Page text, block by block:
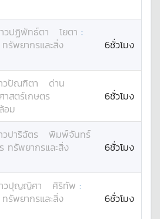
วปฏิพัทธ์ตา โยตา :
รัพยากรและสิ่ง
6ชั่วโมง
วปัณฑิตา
ด่าน
าสตร์เกษตร
อม
6ชั่วโมง
วปาริฉัตร
พิมพ์จันทร์
ทรัพยากรและสิ่ง
6ชั่วโมง
วปุญญิศา ศิริทัพ :
รัพยากรและสิ่ง
6ชั่วโมง